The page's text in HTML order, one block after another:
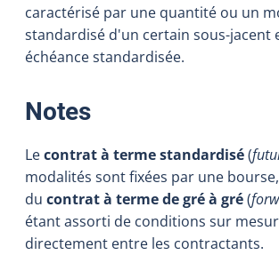
caractérisé par une quantité ou un
standardisé d'un certain sous-jacent
échéance standardisée.
Notes:
Lecontrat à terme standardisé(
modalités sont fixées par une
du contrat à terme de gré à gré(
étant assorti de conditions sur
directement entre les contractants.